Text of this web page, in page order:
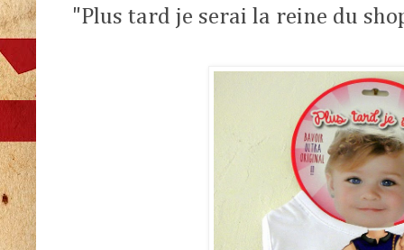
"Plus tard je serai la reine du